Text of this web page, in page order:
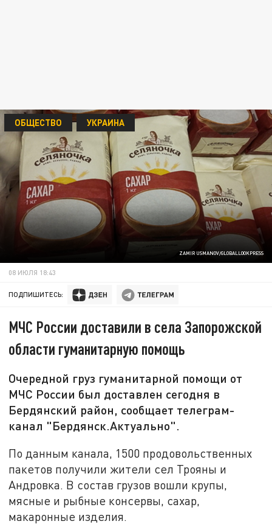
ZAMIR USMANOV/GLOBALLOOKPRESS
ОБЩЕСТВО УКРАИНА
08 ИЮЛЯ 18:43
ПОДПИШИТЕСЬ:
МЧС России доставили в села Запорожской
области гуманитарную помощь
Очередной груз гуманитарной помощи от
МЧС России был доставлен сегодня в
Бердянский район, сообщает телеграм-
канал "Бердянск.Актуально".
По данным канала, 1500 продовольственных
пакетов получили жители сел Трояны и
Андровка. В состав грузов вошли крупы,
мясные и рыбные консервы, сахар,
макаронные изделия.